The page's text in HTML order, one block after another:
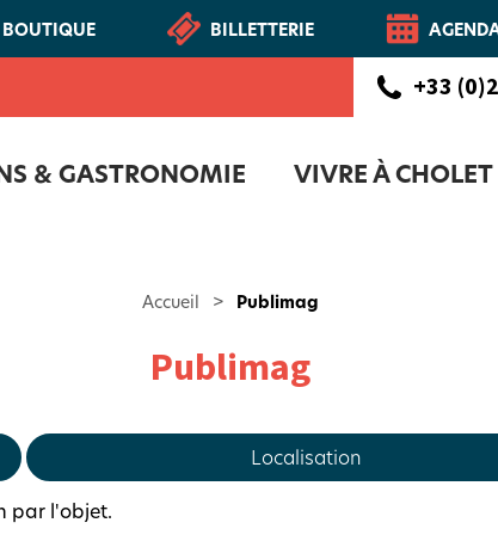
BOUTIQUE BILLETTERIE
+33
& GASTRONOMIE VIVRE À CHOLET
Accueil > Publimag
Publimag
Localisation
par l'objet.